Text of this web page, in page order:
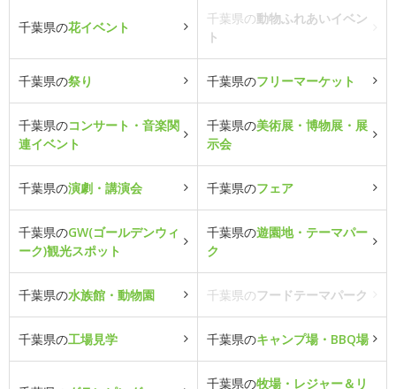
千葉県の花イベント
千葉県の動物ふれあいイベン
ト
千葉県の祭り 千葉県のフリーマーケット
千葉県のコンサート・音楽関
連イベント
千葉県の美術展・博物展・展
示会
千葉県の演劇・講演会 千葉県のフェア
千葉県のGW(ゴールデンウィ
ーク)観光スポット
千葉県の遊園地・テーマパー
ク
千葉県の水族館・動物園 千葉県のフードテーマパーク
千葉県の工場見学 千葉県のキャンプ場・BBQ場
千葉県の牧場・レジャー＆リ